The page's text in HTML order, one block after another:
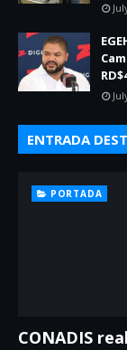
ENTRADA
PORTADA
CONADIS